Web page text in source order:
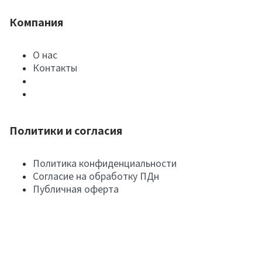
Компания
О нас
Контакты
Политики и согласия
Политика конфиденциальности
Согласие на обработку ПДн
Публичная оферта